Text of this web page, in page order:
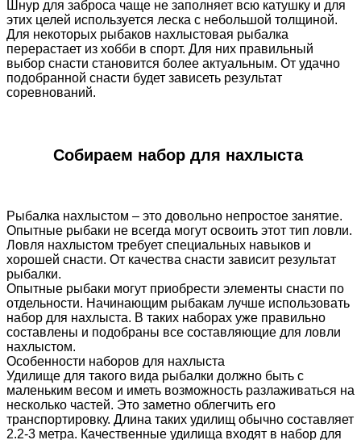
Шнур для заброса чаще не заполняет всю катушку и для
этих целей используется леска с небольшой толщиной.
Для некоторых рыбаков нахлыстовая рыбалка
перерастает из хобби в спорт. Для них правильный
выбор снасти становится более актуальным. От удачно
подобранной снасти будет зависеть результат
соревнований.
Собираем набор для нахлыста
Рыбалка нахлыстом – это довольно непростое занятие.
Опытные рыбаки не всегда могут освоить этот тип ловли.
Ловля нахлыстом требует специальных навыков и
хорошей снасти. От качества снасти зависит результат
рыбалки.
Опытные рыбаки могут приобрести элементы снасти по
отдельности. Начинающим рыбакам лучше использовать
набор для нахлыста. В таких наборах уже правильно
составлены и подобраны все составляющие для ловли
нахлыстом.
Особенности наборов для нахлыста
Удилище для такого вида рыбалки должно быть с
маленьким весом и иметь возможность разлаживаться на
несколько частей. Это заметно облегчить его
транспортировку. Длина таких удилищ обычно составляет
2.2-3 метра. Качественные удилища входят в набор для